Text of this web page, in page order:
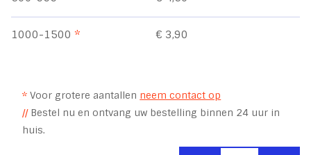
1000-1500* € 3,90
* Voor grotere aantallen neem contact op
//Bestel nu en ontvang uw bestelling binnen 24 uur in
huis.